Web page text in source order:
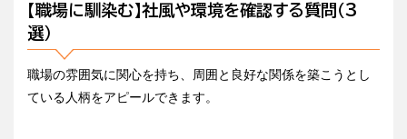
【職場に馴染む】社風や環境を確認する質問（3
選）
職場の雰囲気に関心を持ち、周囲と良好な関係を築こうとし
ている人柄をアピールできます。